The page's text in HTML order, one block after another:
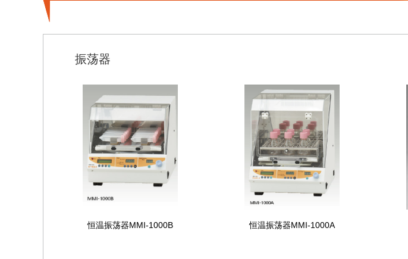
振荡器
恒温振荡器MMI-1000B 恒温振荡器MMI-1000A